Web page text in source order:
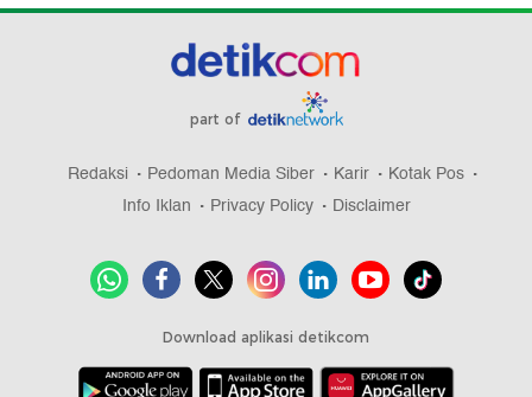
part of
Redaksi Pedoman Media Siber Karir
Kotak Pos
Info Iklan
Privacy Policy Disclaimer
Download aplikasi detikcom